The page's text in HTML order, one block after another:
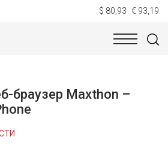
$ 80,93 € 93,19
браузер Maxthon –